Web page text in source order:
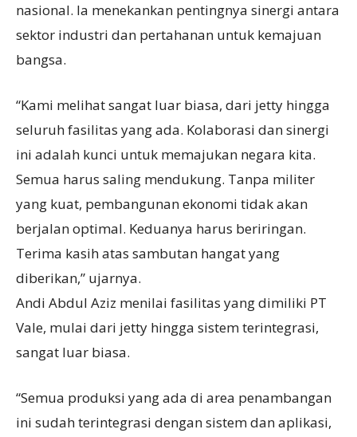
nasional. Ia menekankan pentingnya sinergi antara
sektor industri dan pertahanan untuk kemajuan
bangsa.
“Kami melihat sangat luar biasa, dari jetty hingga
seluruh fasilitas yang ada. Kolaborasi dan sinergi
ini adalah kunci untuk memajukan negara kita.
Semua harus saling mendukung. Tanpa militer
yang kuat, pembangunan ekonomi tidak akan
berjalan optimal. Keduanya harus beriringan.
Terima kasih atas sambutan hangat yang
diberikan,” ujarnya.
Andi Abdul Aziz menilai fasilitas yang dimiliki PT
Vale, mulai dari jetty hingga sistem terintegrasi,
sangat luar biasa.
“Semua produksi yang ada di area penambangan
ini sudah terintegrasi dengan sistem dan aplikasi,